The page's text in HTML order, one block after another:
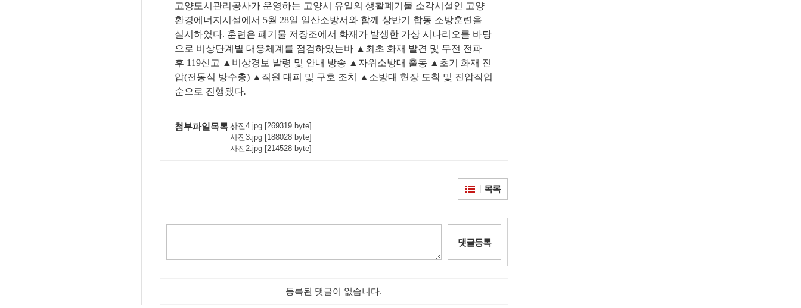
고양도시관리공사가 운영하는 고양시 유일의 생활폐기물 소각시설인 고양
환경에너지시설에서 5월 28일 일산소방서와 함께 상반기 합동 소방훈련을
실시하였다. 훈련은 폐기물 저장조에서 화재가 발생한 가상 시나리오를 바탕
으로 비상단계별 대응체계를 점검하였는바 ▲ 최초 화재 발견 및 무전 전파
후 119신고 ▲ 비상경보 발령 및 안내 방송 ▲ 자위소방대 출동 ▲ 초기 화재 진
압(전동식 방수총) ▲ 직원 대피 및 구호 조치 ▲ 소방대 현장 도착 및 진압작업
순으로 진행됐다.
첨부파일목록 사진4.jpg [269319 byte]
사진3.jpg [188028 byte]
사진2.jpg [214528 byte]
목록
댓글등록
등록된 댓글이 없습니다.